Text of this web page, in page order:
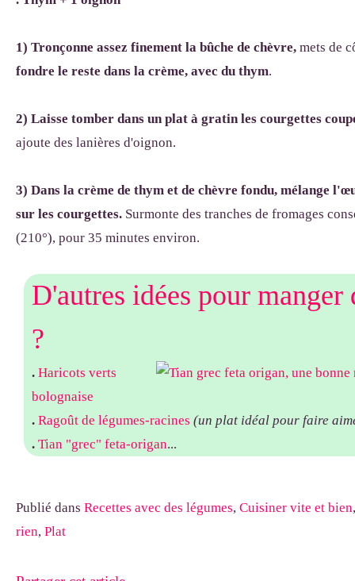
1) Tronçonne assez finement la bûche de chèvre, mets de
fondre le reste dans la crème, avec du thym.
2) Laisse tomber dans un plat à gratin les courgettes
ajoute des lanières d'oignon.
3) Dans la crème de thym et de chèvre fondu, mélange
sur les courgettes. Surmonte des tranches de fromages
(210°), pour 35 minutes environ.
D'autres idées pour manger
?
. Haricots verts
bolognaise
. Ragoût de légumes-racines (un plat idéal pour faire
. Tian "grec" feta-origan...
Publié dans Recettes avec des légumes, Cuisiner vite et bien
rien, Plat